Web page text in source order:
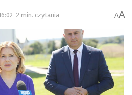
2 min. czytania AA